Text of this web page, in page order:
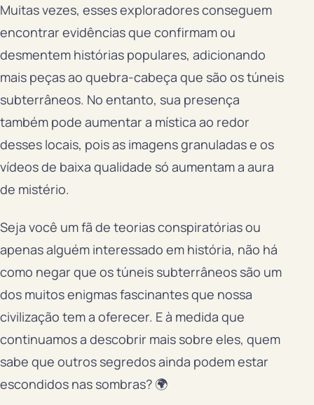
Muitas vezes, esses exploradores conseguem
encontrar evidências que confirmam ou
desmentem histórias populares, adicionando
mais peças ao quebra-cabeça que são os túneis
subterrâneos. No entanto, sua presença
também pode aumentar a mística ao redor
desses locais, pois as imagens granuladas e os
vídeos de baixa qualidade só aumentam a aura
de mistério.
Seja você um fã de teorias conspiratórias ou
apenas alguém interessado em história, não há
como negar que os túneis subterrâneos são um
dos muitos enigmas fascinantes que nossa
civilização tem a oferecer. E à medida que
continuamos a descobrir mais sobre eles, quem
sabe que outros segredos ainda podem estar
escondidos nas sombras? 🌍